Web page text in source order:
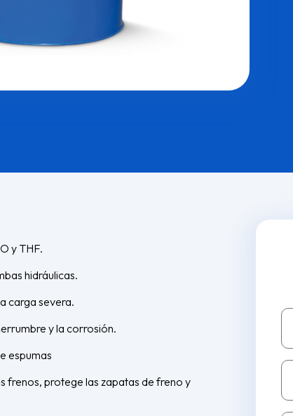
y THF.
hidráulicas.
carga severa.
y la corrosión.
espumas
frenos, protege las zapatas de freno y